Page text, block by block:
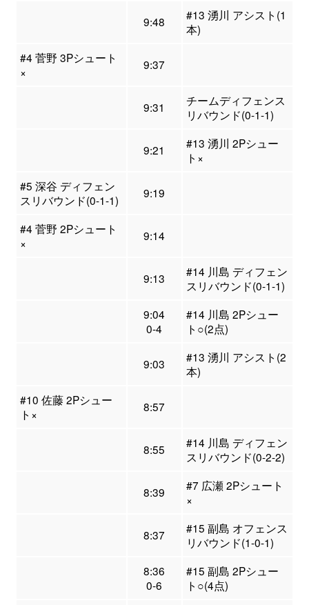
9:48
#13 湧川 アシスト(1
本)
#4 菅野 3Pシュート
×
9:37
9:31
チームディフェンス
リバウンド(0-1-1)
9:21
#13 湧川 2Pシュー
ト×
#5 深谷 ディフェン
スリバウンド(0-1-1)
9:19
#4 菅野 2Pシュート
×
9:14
9:13
#14 川島 ディフェン
スリバウンド(0-1-1)
9:04
0-4
#14 川島 2Pシュー
ト○(2点)
9:03
#13 湧川 アシスト(2
本)
#10 佐藤 2Pシュー
ト×
8:57
8:55
#14 川島 ディフェン
スリバウンド(0-2-2)
8:39
#7 広瀬 2Pシュート
×
8:37
#15 副島 オフェンス
リバウンド(1-0-1)
8:36
0-6
#15 副島 2Pシュー
ト○(4点)